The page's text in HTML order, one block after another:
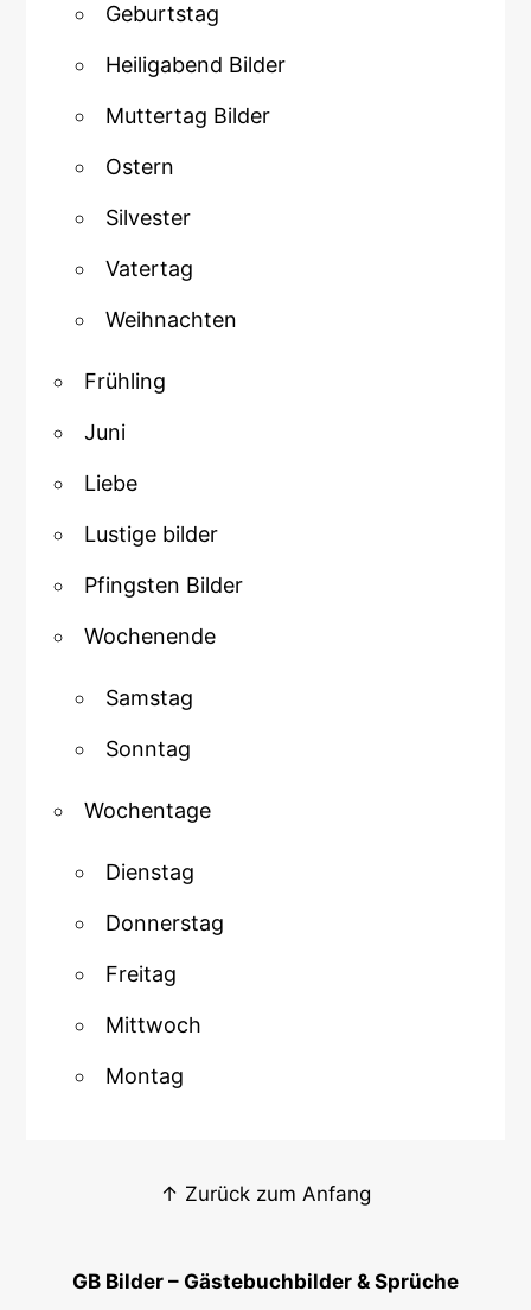
Geburtstag
Heiligabend Bilder
Muttertag Bilder
Ostern
Silvester
Vatertag
Weihnachten
Frühling
Juni
Liebe
Lustige bilder
Pfingsten Bilder
Wochenende
Samstag
Sonntag
Wochentage
Dienstag
Donnerstag
Freitag
Mittwoch
Montag
↑ Zurück zum Anfang
GB Bilder – Gästebuchbilder & Sprüche